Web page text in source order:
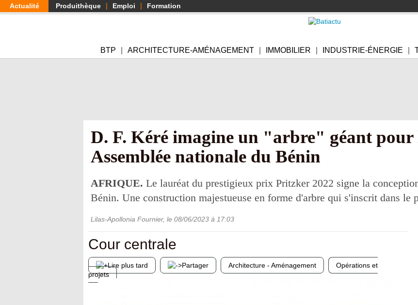
Aller
au
Actualité Produithèque Emploi Formation
BTP ARCHITECTURE-AMÉNAGEMENT IMMOBILIER INDUSTRIE-ÉNERGIE
D. F. Kéré imagine un "arbre" géant
Assemblée nationale du Bénin
AFRIQUE. Le lauréat du prestigieux prix Pritzker 2022 signe la
Bénin. Une construction majestueuse en forme d'arbre qui s'inscrit dans le
Lilas-Apollonia Fournier, le 08/06/2023 à 17:03
Cour centrale
Lire plus tard Partager Architecture - Aménagement
Opérations et
projets